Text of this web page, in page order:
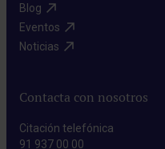
Blog​
Eventos​
Noticias​
Contacta con nosotros
Citación telefónica
91 937 00 00